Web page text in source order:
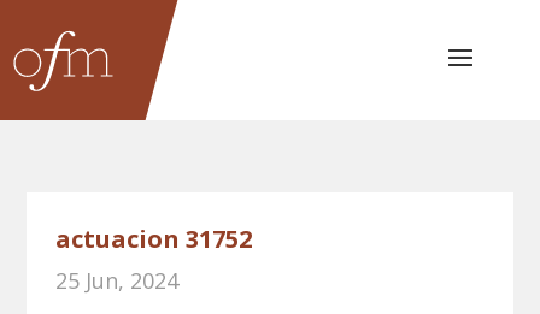
actuacion 31752
25 Jun, 2024